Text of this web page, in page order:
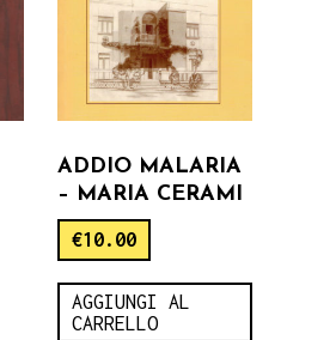
ADDIO MALARIA
– MARIA CERAMI
€10.00
AGGIUNGI AL
CARRELLO